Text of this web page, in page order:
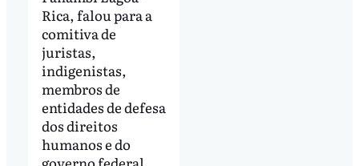
Rica, falou para a
comitiva de
juristas,
indigenistas,
membros de
entidades de defesa
dos direitos
humanos e do